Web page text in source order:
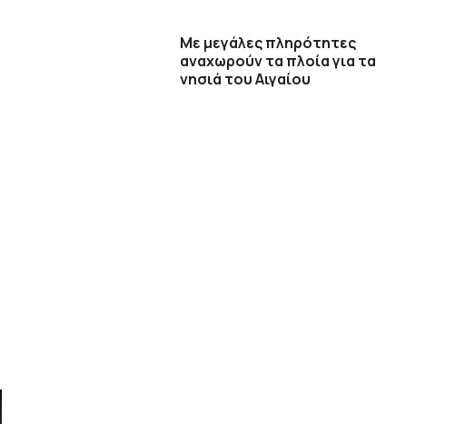
Με μεγάλες πληρότητες
αναχωρούν τα πλοία για τα
νησιά του Αιγαίου